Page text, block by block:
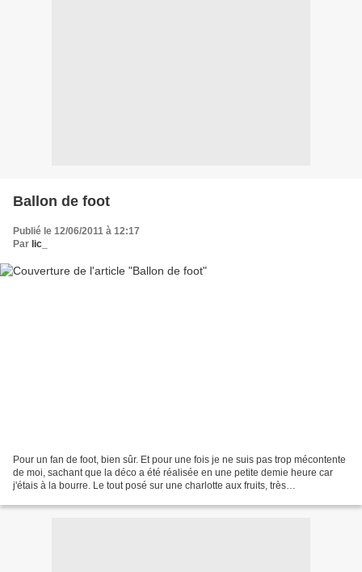
Ballon de foot
Publié le 12/06/2011 à 12:17
Par lic_
Pour un fan de foot, bien sûr. Et pour une fois je ne suis pas trop mécontente
de moi, sachant que la déco a été réalisée en une petite demie heure car
j'étais à la bourre. Le tout posé sur une charlotte aux fruits, très